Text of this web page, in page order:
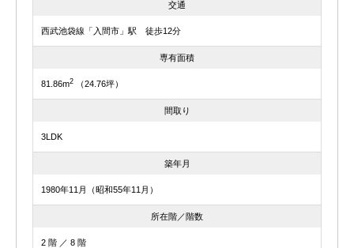
交通
西武池袋線「入間市」駅 徒歩12分
専有面積
81.86m2 （24.76坪）
間取り
3LDK
築年月
1980年11月（昭和55年11月）
所在階／階数
2 階 ／ 8 階